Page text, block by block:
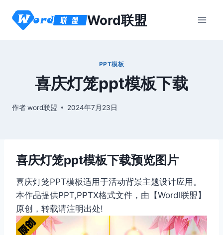
Word联盟
PPT模板
喜庆灯笼ppt模板下载
作者word联盟 2024年7月23日
喜庆灯笼ppt模板下载预览图片
喜庆灯笼PPT模板适用于活动背景主题设计应用。
本作品提供PPT,PPTX格式文件，由【Wordl联盟】
原创，转载请注明出处!